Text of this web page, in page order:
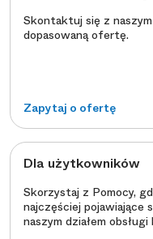
Skontaktuj się z
dopasowaną ofertę.
Zapytaj o ofertę
Dla użytkowników
Skorzystaj z Pomocy,
najczęściej pojawiające
naszym działem